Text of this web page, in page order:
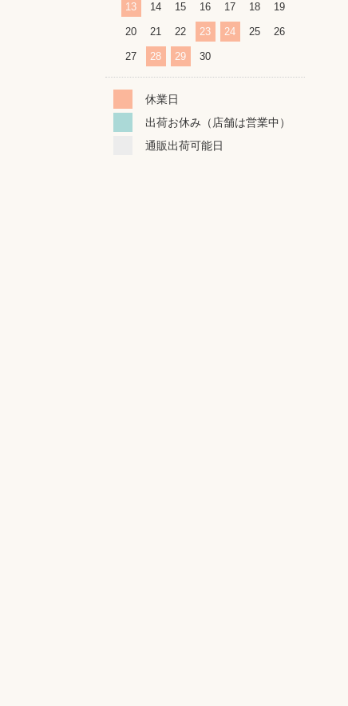
13 14 15 16 17 18 19
20 21 22 23 24 25 26
27 28 29 30
休業日
出荷お休み（店舗は営業中）
通販出荷可能日